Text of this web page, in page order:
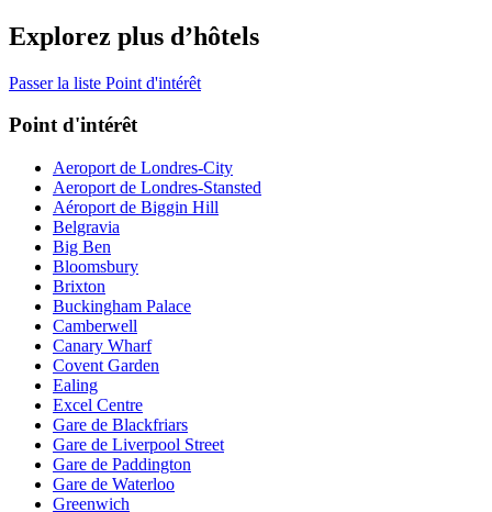
Explorez plus d’hôtels
Passer la liste Point d'intérêt
Point d'intérêt
Aeroport de Londres-City
Aeroport de Londres-Stansted
Aéroport de Biggin Hill
Belgravia
Big Ben
Bloomsbury
Brixton
Buckingham Palace
Camberwell
Canary Wharf
Covent Garden
Ealing
Excel Centre
Gare de Blackfriars
Gare de Liverpool Street
Gare de Paddington
Gare de Waterloo
Greenwich